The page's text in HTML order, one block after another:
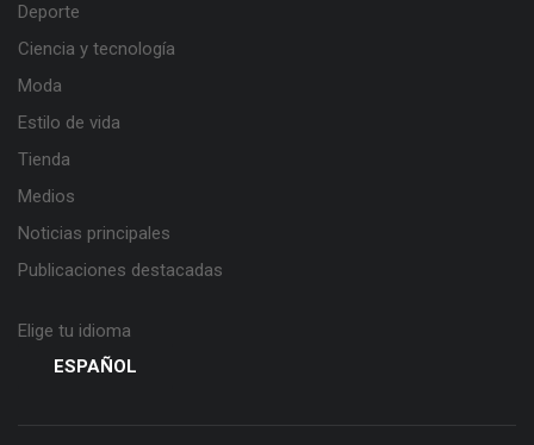
Deporte
Ciencia y tecnología
Moda
Estilo de vida
Tienda
Medios
Noticias principales
Publicaciones destacadas
Elige tu idioma
ESPAÑOL